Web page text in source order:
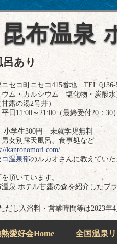
布温泉
あり
セコ町ニセコ415番地 TEL 0136-
ム・カルシウム―塩化物・炭酸
露の湯2号井）
日11:00～21:00（最終受付20：30
学生300円 未就学児無料
女別露天風呂、食事処など
kanronomori.com/
コ温泉部のルカオさんに教えていた
頂いています。
温泉 ホテル甘露の森を紹介した
し入浴料・営業時間等は2023年
愛好会Home 全国温泉